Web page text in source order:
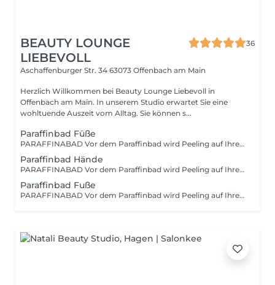
BEAUTY LOUNGE
LIEBEVOLL
36
Aschaffenburger Str. 34 63073 Offenbach am Main
Herzlich Willkommen bei Beauty Lounge Liebevoll in
Offenbach am Main. In unserem Studio erwartet Sie eine
wohltuende Auszeit vom Alltag. Sie können s...
Paraffinbad Füße
PARAFFINABAD Vor dem Paraffinbad wird Peeling auf Ihre Füße aufgerieben, dann eine Maske aufgetragen. Danach werden ihre Füße mehrmals in warmes, geschmolzenes Paraffin (ca. 50 - 55 °C) eingetaucht. Nach dem Erstarren entsteht eine sanfte Wärme - und Feuchtigkeitshülle, die tief in die Haut eindringt. Ideal für trockene, raue und strapazierte Haut
Paraffinbad Hände
PARAFFINABAD Vor dem Paraffinbad wird Peeling auf Ihre Hände aufgerieben, dann eine Maske aufgetragen. Danach werden ihre Hände mehrmals in warmes, geschmolzenes Paraffin (ca. 50 - 55 °C) eingetaucht. Nach dem Erstarren entsteht eine sanfte Wärme- und Feuchtigkeitshülle, die tief in die Haut eindringt. Ideal für trockene, raue und strapazierte Haut. Zum Schluß werden Ihre Hände massiert, um die Durchblutung zu aktivieren.
Paraffinbad Fuße
PARAFFINABAD Vor dem Paraffinbad wird Peeling auf Ihre Füße aufgerieben, dann eine Maske aufgetragen. Danach werden ihre Füße mehrmals in warmes, geschmolzenes Paraffin (ca. 50 - 55 °C) eingetaucht. Nach dem Erstarren entsteht eine sanfte Wärme - und Feuchtigkeitshülle, die tief in die Haut eindringt. Ideal für trockene, raue und strapazierte Haut